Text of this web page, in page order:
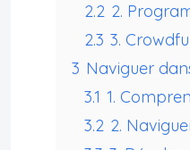
2.2 2.
2.3 3.
3 Naviguer
3.1 1.
3.2 2.